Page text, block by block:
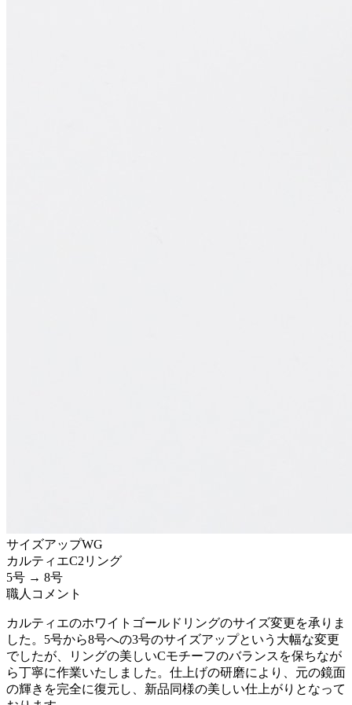
サイズアップWG
カルティエC2リング
5号 → 8号
職人コメント
カルティエのホワイトゴールドリングのサイズ変更を承りま
した。5号から8号への3号のサイズアップという大幅な変更
でしたが、リングの美しいCモチーフのバランスを保ちなが
ら丁寧に作業いたしました。仕上げの研磨により、元の鏡面
の輝きを完全に復元し、新品同様の美しい仕上がりとなって